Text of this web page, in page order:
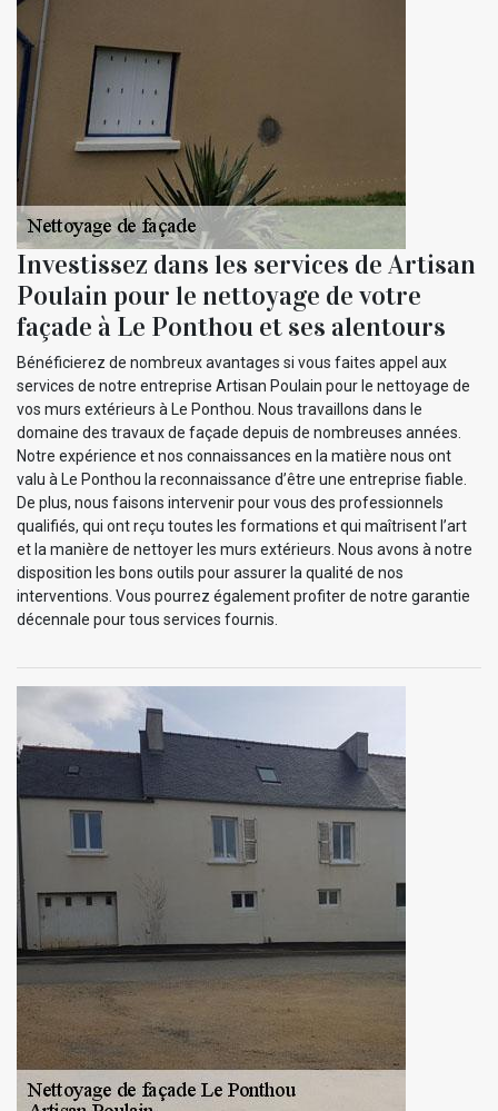
Investissez dans les services de Artisan
Poulain pour le nettoyage de votre
façade à Le Ponthou et ses alentours
Bénéficierez de nombreux avantages si vous faites appel aux
services de notre entreprise Artisan Poulain pour le nettoyage de
vos murs extérieurs à Le Ponthou. Nous travaillons dans le
domaine des travaux de façade depuis de nombreuses années.
Notre expérience et nos connaissances en la matière nous ont
valu à Le Ponthou la reconnaissance d’être une entreprise fiable.
De plus, nous faisons intervenir pour vous des professionnels
qualifiés, qui ont reçu toutes les formations et qui maîtrisent l’art
et la manière de nettoyer les murs extérieurs. Nous avons à notre
disposition les bons outils pour assurer la qualité de nos
interventions. Vous pourrez également profiter de notre garantie
décennale pour tous services fournis.